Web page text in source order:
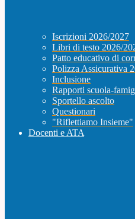
Iscrizioni 2026/2027
Libri di testo 2026/
Patto educativo di
Polizza Assicurativa
Inclusione
Rapporti scuola-
Sportello ascolto
Questionari
"Riflettiamo Insieme"
Docenti e ATA